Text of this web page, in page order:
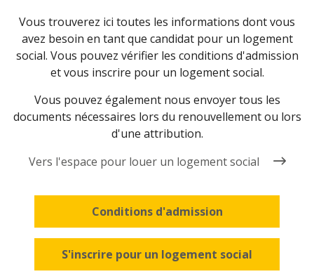
Vous trouverez ici toutes les informations dont vous
avez besoin en tant que candidat pour un logement
social. Vous pouvez vérifier les conditions d'admission
et vous inscrire pour un logement social.
Vous pouvez également nous envoyer tous les
documents nécessaires lors du renouvellement ou lors
d'une attribution.
Vers l'espace pour louer un logement social
Conditions d'admission
S'inscrire pour un logement social